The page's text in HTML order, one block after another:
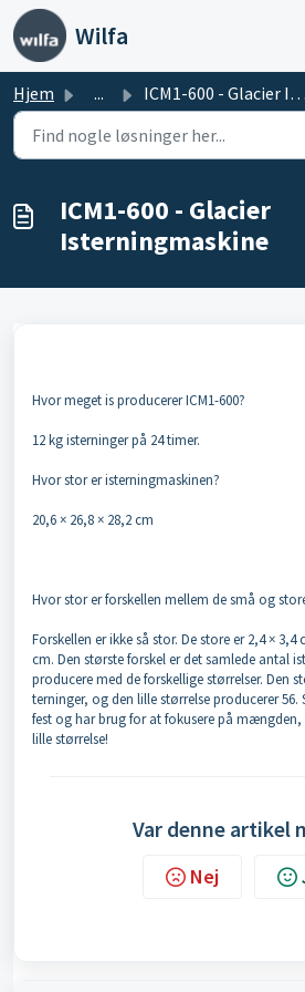
Gå til hovedindhold
Wilfa
Hjem ... ICM1-600 - Glacier Isterningmaskine
ICM1-600 - Glacier
Isterningmaskine
Hvor meget is producerer ICM1-600?
12 kg isterninger på 24 timer.
Hvor stor er isterningmaskinen?
20,6 × 26,8 × 28,2 cm
Hvor stor er forskellen mellem de små og
Forskellen er ikke så stor. De store er 2,4 ×
cm. Den største forskel er det samlede antal
producere med de forskellige størrelser. Den
terninger, og den lille størrelse producerer 56.
fest og har brug for at fokusere på mængden,
lille størrelse!
Var denne artikel
Nej